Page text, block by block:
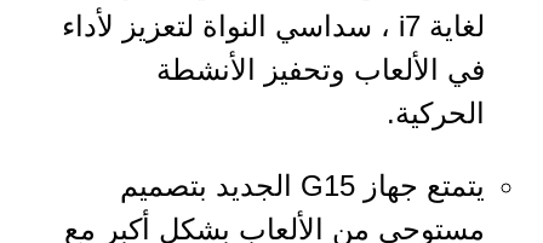
لغاية i7 ، سداسي النواة لتعزيز لأداء
في الألعاب وتحفيز الأنشطة
الحركية.
يتمتع جهاز G15 الجديد بتصميم
مستوحى من الألعاب بشكل أكبر مع